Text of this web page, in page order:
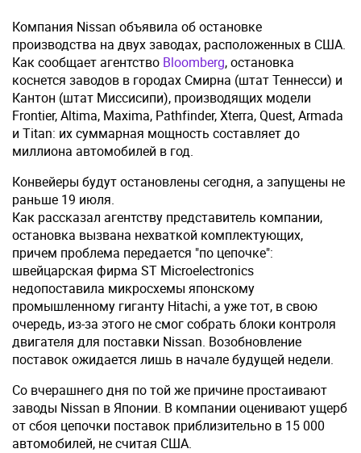
Компания Nissan объявила об остановке
производства на двух заводах, расположенных в США.
Как сообщает агентство Bloomberg, остановка
коснется заводов в городах Смирна (штат Теннесси) и
Кантон (штат Миссисипи), производящих модели
Frontier, Altima, Maxima, Pathfinder, Xterra, Quest, Armada
и Titan: их суммарная мощность составляет до
миллиона автомобилей в год.
Конвейеры будут остановлены сегодня, а запущены не
раньше 19 июля.
Как рассказал агентству представитель компании,
остановка вызвана нехваткой комплектующих,
причем проблема передается "по цепочке":
швейцарская фирма ST Microelectronics
недопоставила микросхемы японскому
промышленному гиганту Hitachi, а уже тот, в свою
очередь, из-за этого не смог собрать блоки контроля
двигателя для поставки Nissan. Возобновление
поставок ожидается лишь в начале будущей недели.
Со вчерашнего дня по той же причине простаивают
заводы Nissan в Японии. В компании оценивают ущерб
от сбоя цепочки поставок приблизительно в 15 000
автомобилей, не считая США.